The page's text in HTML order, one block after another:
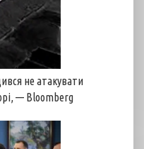
не атакувати
— Bloomberg